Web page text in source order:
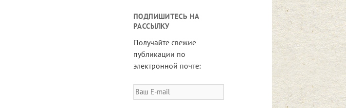
ПОДПИШИТЕСЬ НА
РАССЫЛКУ
Получайте свежие
публикации по
электронной почте:
Ваш
E-